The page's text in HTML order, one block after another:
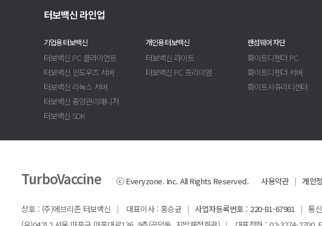
터보백신 라인업
기업용 터보백신
터보백신 PC 클라이언트
터보백신 윈도우즈 서버
터보백신 리눅스 서버
터보백신 중앙관리매니저
터보백신 SDK
개인용 터보백신
터보백신 라이트
터보백신 PC 프리미엄
랜섬웨어 차단
화이트디펜더 PC
화이트디펜더 서버
화이트시큐리티센터
TurboVaccine ⓒ Everyzone. Inc. All Rights Reserved. 사용약관 | 개인
상호 : (주)에브리존 터보백신 | 대표이사 : 홍승균 | 사업자등록번호 : 220-81-67981 | 통